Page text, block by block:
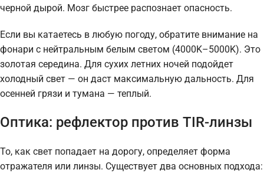
черной дырой. Мозг быстрее распознает опасность.
Если вы катаетесь в любую погоду, обратите внимание на
фонари с нейтральным белым светом (4000K–5000K). Это
золотая середина. Для сухих летних ночей подойдет
холодный свет — он даст максимальную дальность. Для
осенней грязи и тумана — теплый.
Оптика: рефлектор против TIR-линзы
То, как свет попадает на дорогу, определяет форма
отражателя или линзы. Существует два основных подхода: